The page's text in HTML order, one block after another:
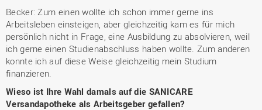
Becker: Zum einen wollte ich schon immer gerne ins
Arbeitsleben einsteigen, aber gleichzeitig kam es für mich
persönlich nicht in Frage, eine Ausbildung zu absolvieren, weil
ich gerne einen Studienabschluss haben wollte. Zum anderen
konnte ich auf diese Weise gleichzeitig mein Studium
finanzieren.
Wieso ist Ihre Wahl damals auf die SANICARE
Versandapotheke als Arbeitsgeber gefallen?